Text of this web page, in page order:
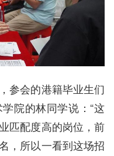
参会的港籍毕业生们
院的林同学说：“这
匹配度高的岗位，前
，所以一看到这场招